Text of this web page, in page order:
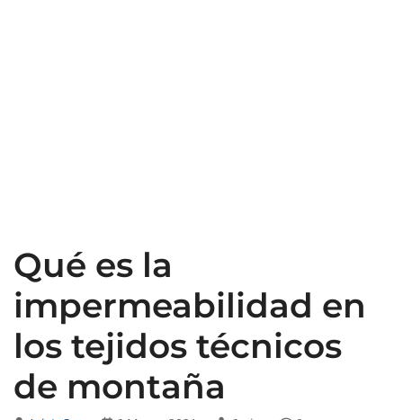
Qué es la
impermeabilidad en
los tejidos técnicos
de montaña